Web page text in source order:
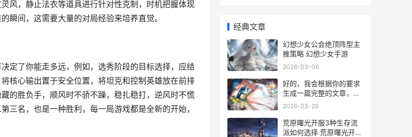
风，静止法衣等道具进行针对性克制，时机把握体现
瞬间，这需要大量的对局经验来培养直觉。
定了你能走多远，例如，选秀阶段的目标选择，应结
核心输出置于安全位置，将坦克和控制英雄放在前排
的胜负手，顺风时不骄不躁，稳扎稳打，逆风时不慌
三名，也是一种胜利，每一局游戏都是全新的开始，
经典文章
幻想少女公会绝顶阵型主
推策略 幻想少女手游
2026-03-06
好的，我会根据你的要求
生成一篇完整的文章，严
格遵守字数范围和禁止的
示例：
2026-03-29
荒原曙光开服3种生存流
派如何选择 荒原曙光开服